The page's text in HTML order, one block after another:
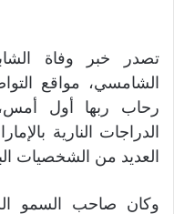
تصدر خبر وفاة
الشامسي، مواقع
رحاب ربها أول
الدراجات النارية
العديد من الشخصيات
وكان صاحب السمو